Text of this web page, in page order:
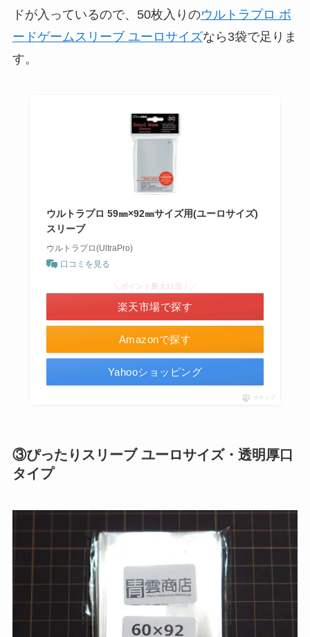
ドが入っているので、50枚入りのウルトラプロ ボ
ードゲームスリーブ ユーロサイズなら3袋で足りま
す。
ウルトラプロ 59㎜×92㎜サイズ用(ユーロサイズ)
スリーブ
ウルトラプロ(UltraPro)
口コミを見る
Amazonで探す
＼ポイント最大11倍！／
楽天市場で探す
Yahooショッピング
ポチップ
③ぴったりスリーブ ユーロサイズ・透明厚口
タイプ